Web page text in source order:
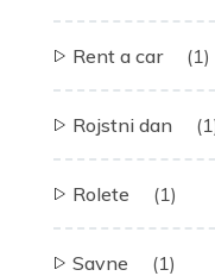
Rent a car (1)
Rojstni dan
Rolete (1)
Savne (1)